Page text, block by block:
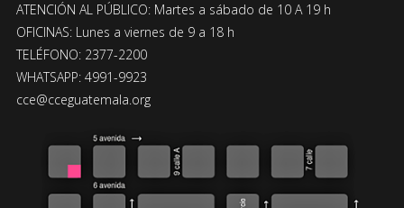
ATENCIÓN AL PÚBLICO: Martes a sábado de 10 A 19 h
OFICINAS: Lunes a viernes de 9 a 18 h
TELÉFONO: 2377-2200
WHATSAPP: 4991-9923
cce@cceguatemala.org